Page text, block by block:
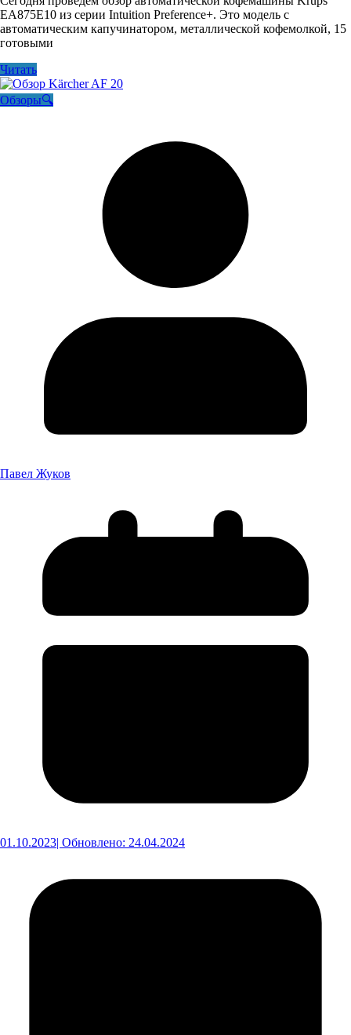
EA875E10 из серии Intuition Preference+. Это модель с
автоматическим капучинатором, металлической кофемолкой, 15
готовыми
Читать
Обзоры🔍
Павел Жуков
01.10.2023| Обновлено: 24.04.2024